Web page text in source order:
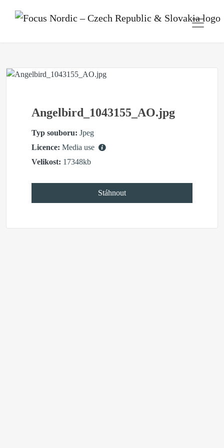
Angelbird_1043155_AO.jpg
Typ souboru: Jpeg
Licence: Media use
Velikost: 17348kb
Stáhnout